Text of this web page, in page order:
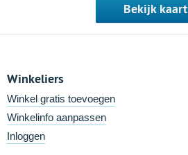
Bekijk kaart
Winkeliers
Winkel gratis toevoegen
Winkelinfo aanpassen
Inloggen